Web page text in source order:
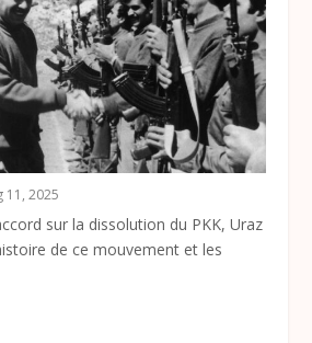
11, 2025
sur la dissolution du PKK, Uraz
de ce mouvement et les